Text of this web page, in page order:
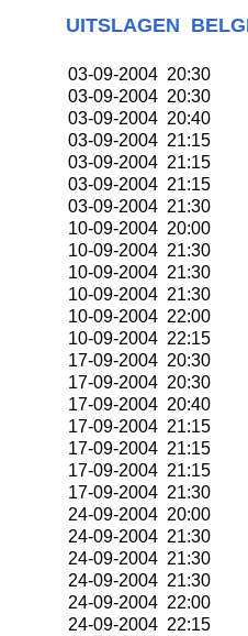
UITSLAGEN
03-09-2004 20:30
03-09-2004 20:30
03-09-2004 20:40
03-09-2004 21:15
03-09-2004 21:15
03-09-2004 21:15
03-09-2004 21:30
10-09-2004 20:00
10-09-2004 21:30
10-09-2004 21:30
10-09-2004 21:30
10-09-2004 22:00
10-09-2004 22:15
17-09-2004 20:30
17-09-2004 20:30
17-09-2004 20:40
17-09-2004 21:15
17-09-2004 21:15
17-09-2004 21:15
17-09-2004 21:30
24-09-2004 20:00
24-09-2004 21:30
24-09-2004 21:30
24-09-2004 21:30
24-09-2004 22:00
24-09-2004 22:15